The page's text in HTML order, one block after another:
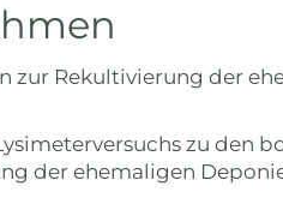
Rekultivierung der
zu den
der ehemaligen